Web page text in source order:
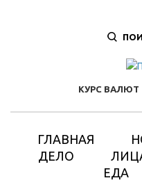
КУРС ВАЛЮТ
ГЛАВНАЯ
ДЕЛО
ЕДА